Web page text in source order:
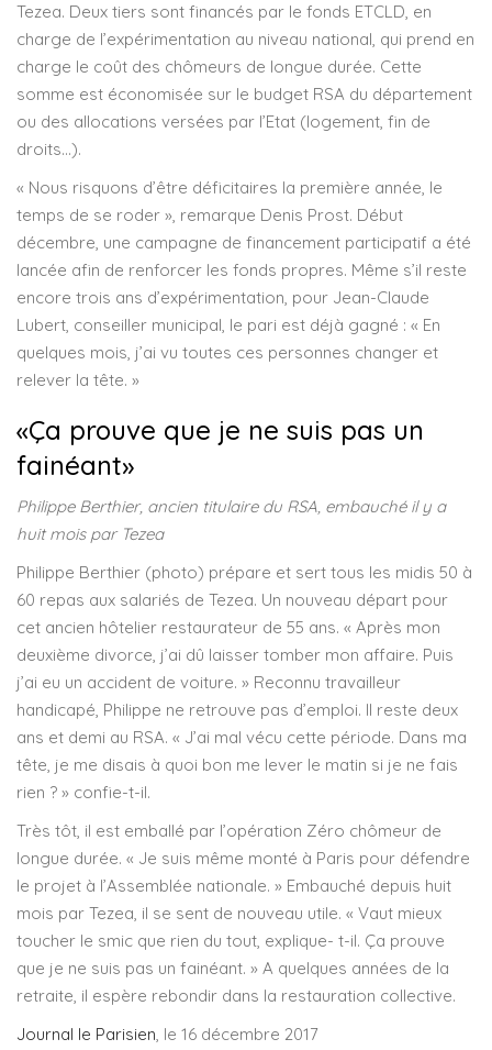
Tezea. Deux tiers sont financés par le fonds ETCLD, en
charge de l’expérimentation au niveau national, qui prend en
charge le coût des chômeurs de longue durée. Cette
somme est économisée sur le budget RSA du département
ou des allocations versées par l’Etat (logement, fin de
droits…).
« Nous risquons d’être déficitaires la première année, le
temps de se roder », remarque Denis Prost. Début
décembre, une campagne de financement participatif a été
lancée afin de renforcer les fonds propres. Même s’il reste
encore trois ans d’expérimentation, pour Jean-Claude
Lubert, conseiller municipal, le pari est déjà gagné : « En
quelques mois, j’ai vu toutes ces personnes changer et
relever la tête. »
«Ça prouve que je ne suis pas un
fainéant»
Philippe Berthier, ancien titulaire du RSA, embauché il y a
huit mois par Tezea
Philippe Berthier (photo) prépare et sert tous les midis 50 à
60 repas aux salariés de Tezea. Un nouveau départ pour
cet ancien hôtelier restaurateur de 55 ans. « Après mon
deuxième divorce, j’ai dû laisser tomber mon affaire. Puis
j’ai eu un accident de voiture. » Reconnu travailleur
handicapé, Philippe ne retrouve pas d’emploi. Il reste deux
ans et demi au RSA. « J’ai mal vécu cette période. Dans ma
tête, je me disais à quoi bon me lever le matin si je ne fais
rien ? » confie-t-il.
Très tôt, il est emballé par l’opération Zéro chômeur de
longue durée. « Je suis même monté à Paris pour défendre
le projet à l’Assemblée nationale. » Embauché depuis huit
mois par Tezea, il se sent de nouveau utile. « Vaut mieux
toucher le smic que rien du tout, explique- t-il. Ça prouve
que je ne suis pas un fainéant. » A quelques années de la
retraite, il espère rebondir dans la restauration collective.
Journal le Parisien , le 16 décembre 2017